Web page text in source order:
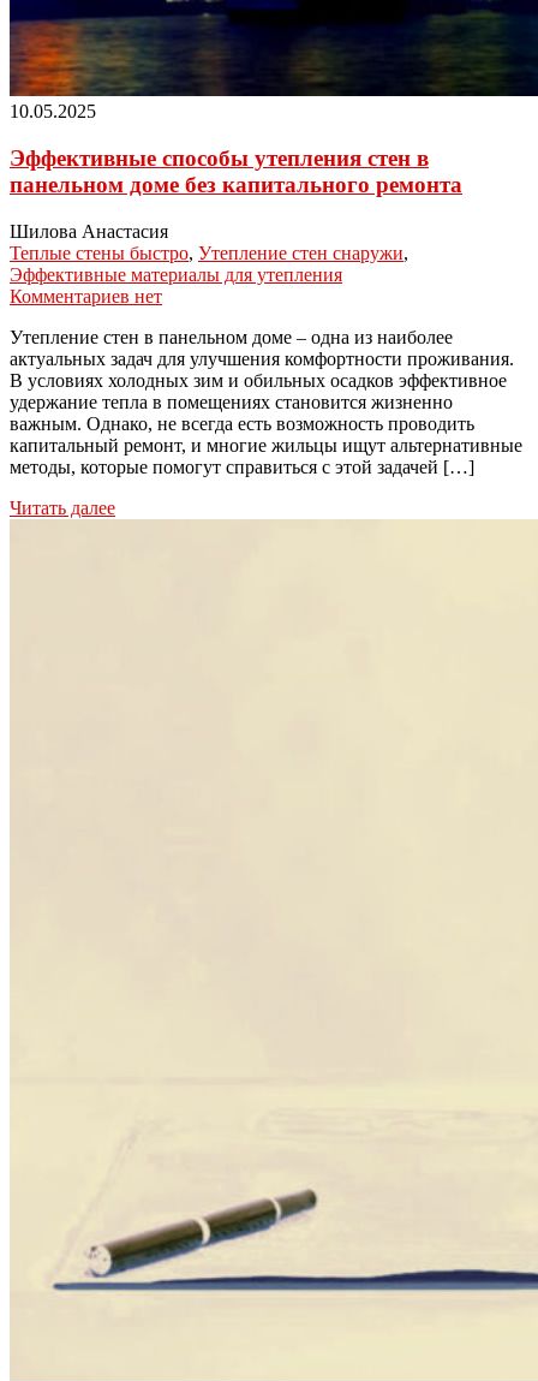
10.05.2025
Эффективные способы утепления стен в
панельном доме без капитального ремонта
Шилова Анастасия
Теплые стены быстро, Утепление стен снаружи,
Эффективные материалы для утепления
Комментариев нет
Утепление стен в панельном доме – одна из наиболее
актуальных задач для улучшения комфортности проживания.
В условиях холодных зим и обильных осадков эффективное
удержание тепла в помещениях становится жизненно
важным. Однако, не всегда есть возможность проводить
капитальный ремонт, и многие жильцы ищут альтернативные
методы, которые помогут справиться с этой задачей […]
Читать далее